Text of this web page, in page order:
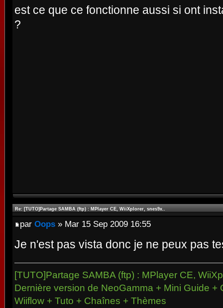
est ce que ce fonctionne aussi si ont
?
Re: [TUTO]Partage SAMBA (ftp) : MPlayer CE, WiiXplorer, snes9x..
par Oops » Mar 15 Sep 2009 16:55
Je n'est pas vista donc je ne peux pas
[TUTO]Partage SAMBA (ftp) : MPlayer CE,
Dernière version de NeoGamma + Mini Guide +
Wiiflow + Tuto + Chaînes + Thèmes